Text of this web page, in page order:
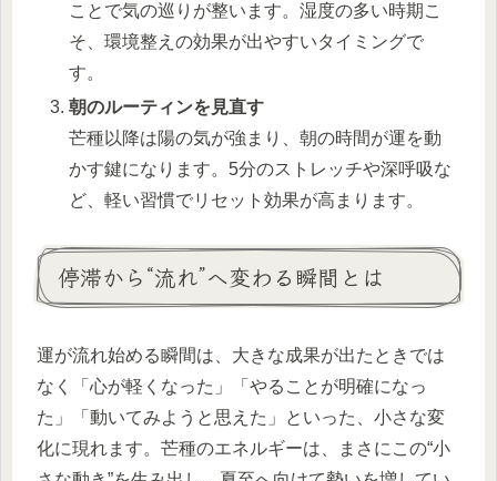
ことで気の巡りが整います。湿度の多い時期こ
そ、環境整えの効果が出やすいタイミングで
す。
朝のルーティンを見直す
芒種以降は陽の気が強まり、朝の時間が運を動
かす鍵になります。5分のストレッチや深呼吸な
ど、軽い習慣でリセット効果が高まります。
停滞から“流れ”へ変わる瞬間とは
運が流れ始める瞬間は、大きな成果が出たときでは
なく「心が軽くなった」「やることが明確になっ
た」「動いてみようと思えた」といった、小さな変
化に現れます。芒種のエネルギーは、まさにこの“小